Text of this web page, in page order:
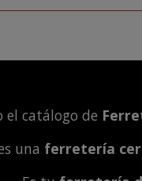
el catálogo de
una ferretería